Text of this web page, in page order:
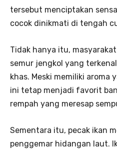
tersebut menciptakan
cocok dinikmati di tengah
Tidak hanya itu,
semur jengkol yang
khas. Meski memiliki aroma
ini tetap menjadi favorit
rempah yang meresap
Sementara itu, pecak ikan
penggemar hidangan laut.